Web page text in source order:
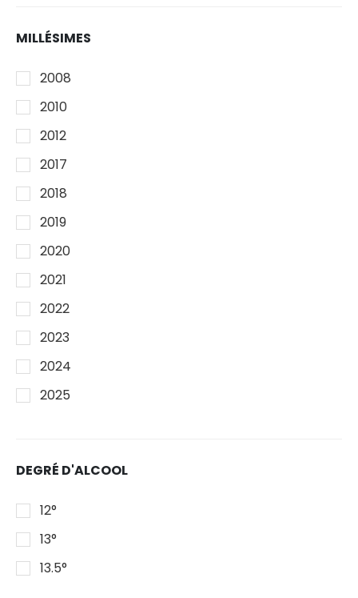
MILLÉSIMES
2008
2010
2012
2017
2018
2019
2020
2021
2022
2023
2024
2025
DEGRÉ D'ALCOOL
12°
13°
13.5°